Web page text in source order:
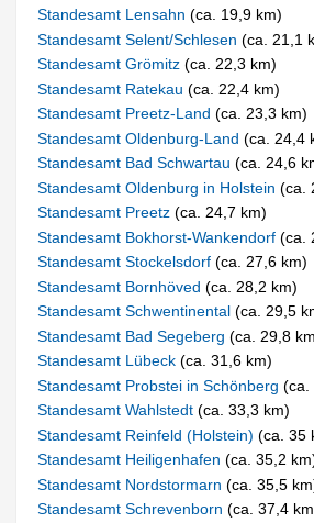
Standesamt Lensahn(ca. 19,9 km)
Standesamt Selent/Schlesen(ca. 21,1
Standesamt Grömitz(ca. 22,3 km)
Standesamt Ratekau(ca. 22,4 km)
Standesamt Preetz-Land(ca. 23,3 km)
Standesamt Oldenburg-Land(ca. 24,4
Standesamt Bad Schwartau(ca. 24,6
Standesamt Oldenburg in Holstein(ca.
Standesamt Preetz(ca. 24,7 km)
Standesamt Bokhorst-Wankendorf(ca.
Standesamt Stockelsdorf(ca. 27,6 km)
Standesamt Bornhöved(ca. 28,2 km)
Standesamt Schwentinental(ca. 29,5
Standesamt Bad Segeberg(ca. 29,8
Standesamt Lübeck(ca. 31,6 km)
Standesamt Probstei in Schönberg(ca.
Standesamt Wahlstedt(ca. 33,3 km)
Standesamt Reinfeld (Holstein)(ca. 35
Standesamt Heiligenhafen(ca. 35,2
Standesamt Nordstormarn(ca. 35,5
Standesamt Schrevenborn(ca. 37,4